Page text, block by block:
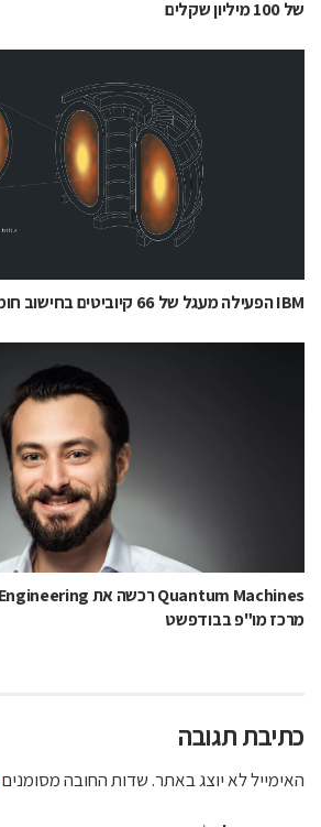
של 100 מיליון שקלים
IBM הפעילה מעגל של 66 קיוביטים בחישוב חומר למעטפת כור היתוך
מרכז מו"פ בבודפשט
כתיבת תגובה
האימייל לא יוצג באתר.שדות החובה מסומנים